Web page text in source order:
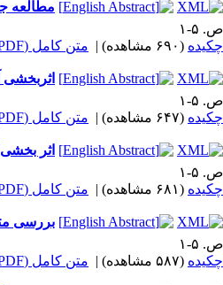
مطالعه
ص. ۵-۱
چکیده (۶۹۰ مشاهده) | متن کامل (PDF)
ص. ۵-۱
چکیده (۶۴۷ مشاهده) | متن کامل (PDF)
اثر
ص. ۵-۱
چکیده (۶۸۱ مشاهده) | متن کامل (PDF)
بررسی
ص. ۵-۱
چکیده (۵۸۷ مشاهده) | متن کامل (PDF)